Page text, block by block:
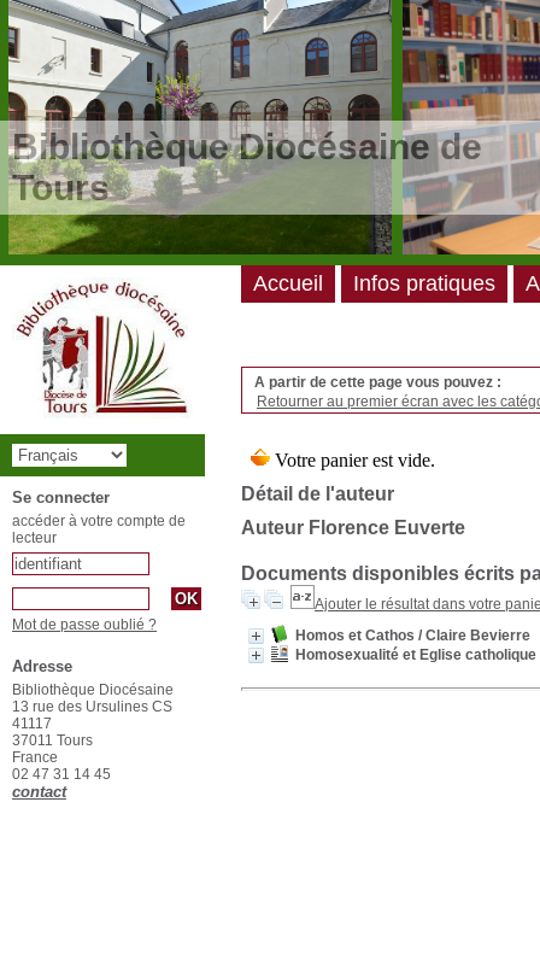
/**/
Bibliothèque Diocésaine de
Tours
A partir de cette page vous pouvez :
Retourner au premier écran avec les
Détail de l'auteur
Auteur Florence Euverte
Documents disponibles écrits
Ajouter le résultat dans votre
Homos et Cathos / Claire Bevierre
Homosexualité et Eglise
Accueil Infos pratiques
Se connecter
accéder à votre compte de
lecteur
Mot de passe oublié ?
Adresse
Bibliothèque Diocésaine
13 rue des Ursulines CS
41117
37011 Tours
France
02 47 31 14 45
contact